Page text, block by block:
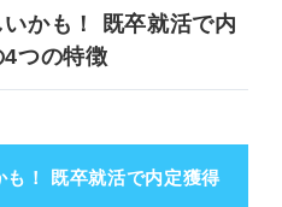
かも！ 既卒就活で内
つの特徴
！ 既卒就活で内定獲得